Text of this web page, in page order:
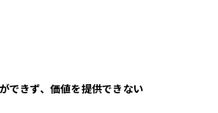
できず、価値を提供できない